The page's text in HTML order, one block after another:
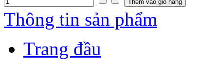
Thông tin sản phẩm
Trang đầu